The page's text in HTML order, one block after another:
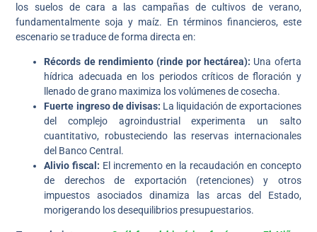
los suelos de cara a las campañas de cultivos de verano,
fundamentalmente soja y maíz. En términos financieros, este
escenario se traduce de forma directa en:
Récords de rendimiento (rinde por hectárea): Una oferta
hídrica adecuada en los periodos críticos de floración y
llenado de grano maximiza los volúmenes de cosecha.
Fuerte ingreso de divisas: La liquidación de exportaciones
del complejo agroindustrial experimenta un salto
cuantitativo, robusteciendo las reservas internacionales
del Banco Central.
Alivio fiscal: El incremento en la recaudación en concepto
de derechos de exportación (retenciones) y otros
impuestos asociados dinamiza las arcas del Estado,
morigerando los desequilibrios presupuestarios.